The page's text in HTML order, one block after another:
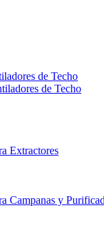
de Techo
de Techo
Extractores
Campanas y